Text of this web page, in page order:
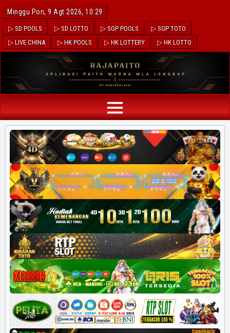
Minggu Pon, 9 Agt 2026, 10:29
▷ SD POOLS ▷ SD LOTTO ▷ SGP POOLS
▷ SGP TOTO
▷ LIVE CHINA
▷ HK POOLS ▷ HK LOTTERY ▷ HK LOTTO